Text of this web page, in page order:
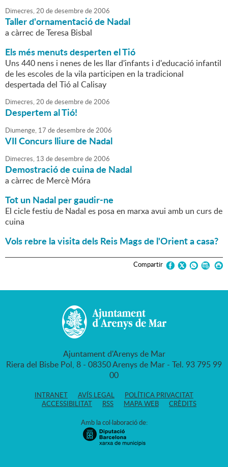
Dimecres,20 dedesembrede2006
Taller d'ornamentació de Nadal
a càrrec de Teresa Bisbal
Els més menuts desperten el Tió
Uns 440 nens i nenes de les llar d'infants i d'educació infantil
de les escoles de la vila participen en la tradicional
despertada del Tió al Calisay
Dimecres,20 dedesembrede2006
Despertem al Tió!
Diumenge, 17 dedesembrede2006
VII Concurs lliure de Nadal
Dimecres, 13 dedesembrede2006
Demostració de cuina de Nadal
a càrrec de Mercè Móra
Tot un Nadal per gaudir-ne
El cicle festiu de Nadal es posa en marxa avui amb un curs de
cuina
Vols rebre la visita dels Reis Mags de l'Orient a casa?
Compartir
Ajuntament d'Arenys de Mar
Riera del Bisbe Pol, 8 - 08350 Arenys de Mar - Tel. 93 795 99
00
INTRANET AVÍS LEGAL
POLÍTICA PRIVACITAT
ACCESSIBILITAT
RSS MAPA WEB CRÈDITS
Amb la col·laboració de: